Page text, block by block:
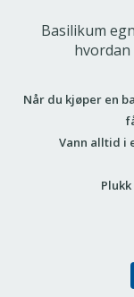
Basilikum
hvordan
Når du kjøper en
Vann alltid i